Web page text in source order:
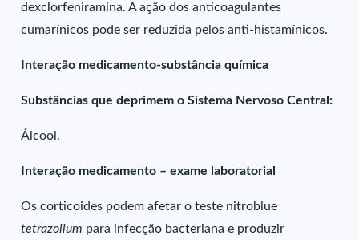
dexclorfeniramina. A ação dos anticoagulantes
cumarínicos pode ser reduzida pelos anti-histamínicos.
Interação medicamento-substância química
Substâncias que deprimem o Sistema Nervoso Central:
Álcool.
Interação medicamento – exame laboratorial
Os corticoides podem afetar o teste nitroblue
tetrazolium para infecção bacteriana e produzir